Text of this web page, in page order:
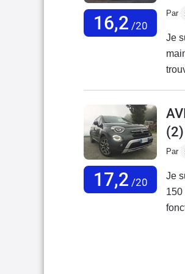
16,2 /20
Par
Je
en
ou
17,2 /20
(2)
Par
Je
150